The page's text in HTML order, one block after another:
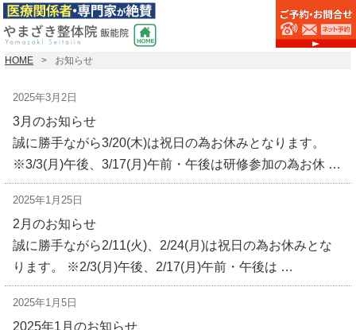
HOME お知らせ
2025年3月2日
3月のお知らせ
誠に勝手ながら3/20(木)は祝日の為お休みとなります。
※3/3(月)午後、3/17(月)午前・午後は研修参加の為お休 …
2025年1月25日
2月のお知らせ
誠に勝手ながら2/11(火)、2/24(月)は祝日の為お休みとな
ります。 ※2/3(月)午後、2/17(月)午前・午後は …
2025年1月5日
2025年1月のお知らせ